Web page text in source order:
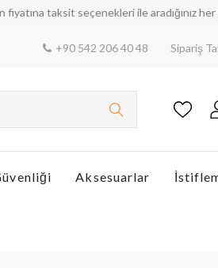
taksit seçenekleri ile aradığınız her şey
+90 542 206 40 48 Sipariş
Aksesuarlar